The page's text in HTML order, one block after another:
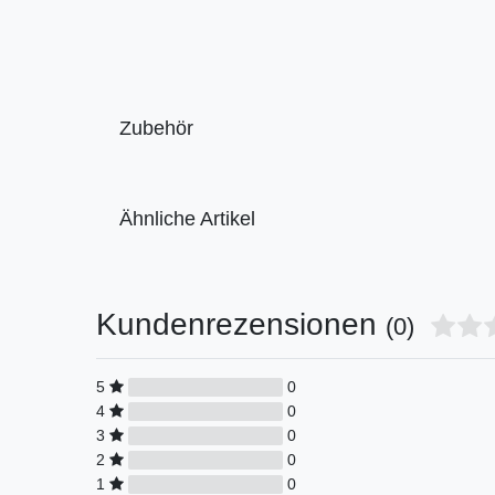
Zubehör
Ähnliche Artikel
Kundenrezensionen (0)
5
0
4
0
3
0
2
0
1
0